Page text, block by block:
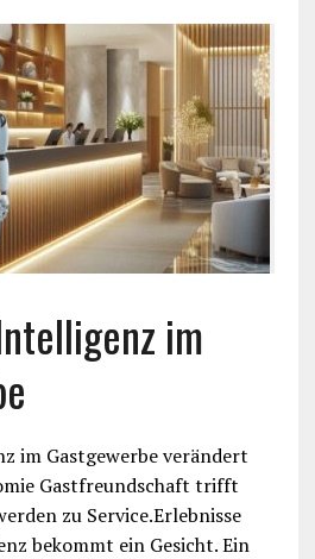
im
im Gastgewerbe verändert
Gastfreundschaft trifft
zu Service.Erlebnisse
bekommt ein Gesicht. Ein